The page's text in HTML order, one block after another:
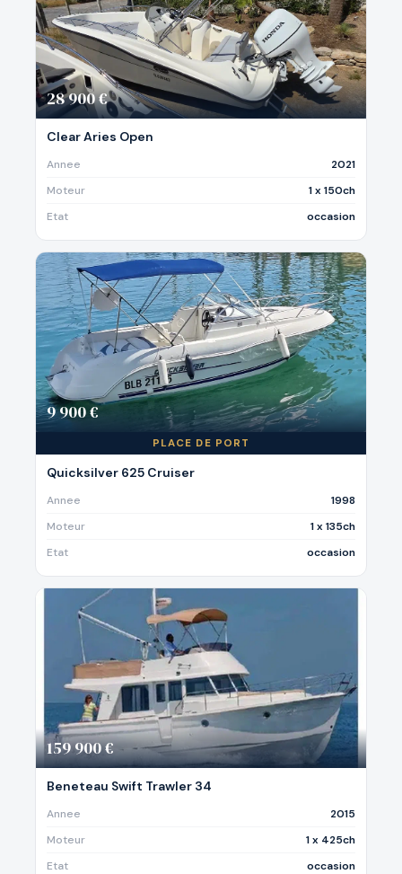
28 900 €
Clear Aries Open
Annee
2021
Moteur
1 x 150ch
Etat
occasion
9 900 €
PLACE DE PORT
Quicksilver 625 Cruiser
Annee
1998
Moteur
1 x 135ch
Etat
occasion
159 900 €
Beneteau Swift Trawler 34
Annee
2015
Moteur
1 x 425ch
Etat
occasion